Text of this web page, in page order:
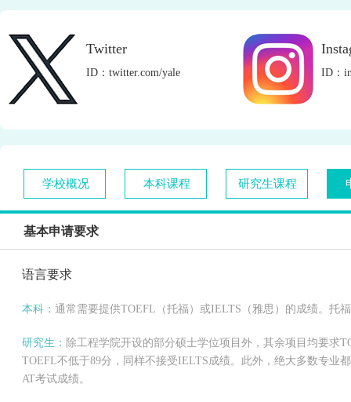
Twitter
ID：twitter.com/yale ID：
学校概况 本科课程 研究生课程
基本申请要求
语言要求
本科： 通常需要提供TOEFL（托福）或IELTS（雅思）的成绩。托
研究生： 除工程学院开设的部分硕士学位项目外，其余项目均要求
TOEFL不低于89分，同样不接受IELTS成绩。此外，绝大多数专业
AT考试成绩。